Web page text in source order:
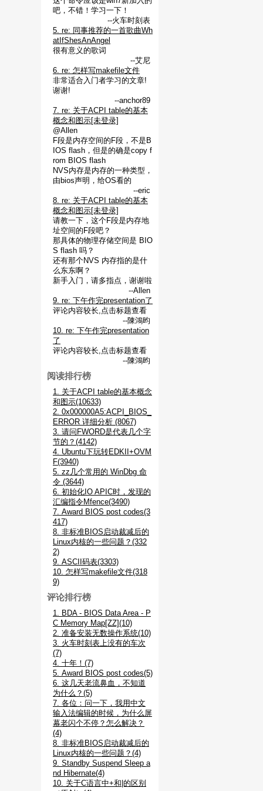
吧，不错！学习一下！
--火车时刻表
5. re: 同事推荐的一首歌曲Wh
atIfShesAnAngel
很有意义的歌词
--艾尼
6. re: 怎样写makefile文件
非常适合入门者学习的文章!
谢谢!
--anchor89
7. re: 关于ACPI table的基本
概念和图示[未登录]
@Allen
F段是内存空间的F段，不是B
IOS flash，但是的确是copy f
rom BIOS flash
NVS内存是内存的一种类型，
由bios声明，给OS看的
--eric
8. re: 关于ACPI table的基本
概念和图示[未登录]
请教一下，这个F段是内存地
址空间的F段吧？
那具体的物理存储空间是 BIO
S flash 吗？
还有那个NVS 内存指的是什
么东东啊？
新手入门，请多指点，谢谢啦
--Allen
9. re: 下午作完presentation了
评论内容较长,点击标题查看
--陳鴻昀
10. re: 下午作完presentation
了
评论内容较长,点击标题查看
--陳鴻昀
阅读排行榜
1. 关于ACPI table的基本概念
和图示(10633)
2. 0x000000A5:ACPI_BIOS_
ERROR 详细分析 (8067)
3. 请问FWORD是代表几个字
节的？(4142)
4. Ubuntu下玩转EDKII+OVM
F(3940)
5. zz几个常用的 WinDbg 命
令 (3644)
6. 初始化IO APIC时，发现的
汇编指令Mfence(3490)
7. Award BIOS post codes(3
417)
8. 非标准BIOS启动裁减后的
Linux内核的一些问题？(332
2)
9. ASCII码表(3303)
10. 怎样写makefile文件(318
9)
评论排行榜
1. BDA - BIOS Data Area - P
C Memory Map[ZZ](10)
2. 准备安装无数操作系统(10)
3. 火车时刻表上没有的车次
(7)
4. 十年！(7)
5. Award BIOS post codes(5)
6. 这几天老流鼻血，不知道
为什么？(5)
7. 各位：问一下，我用中文
输入法编辑的时候，为什么屏
幕老闪个不停？怎么解决？
(4)
8. 非标准BIOS启动裁减后的
Linux内核的一些问题？(4)
9. Standby Suspend Sleep a
nd Hibernate(4)
10. 关于C语言中+和|的区别